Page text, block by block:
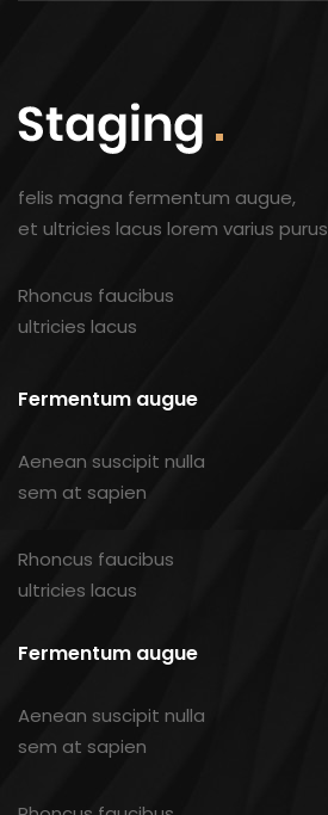
felis magna fermentum augue,
et ultricies lacus lorem varius purus
Rhoncus faucibus
ultricies lacus
Fermentum augue
Aenean suscipit nulla
sem at sapien
Rhoncus faucibus
ultricies lacus
Fermentum augue
Aenean suscipit nulla
sem at sapien